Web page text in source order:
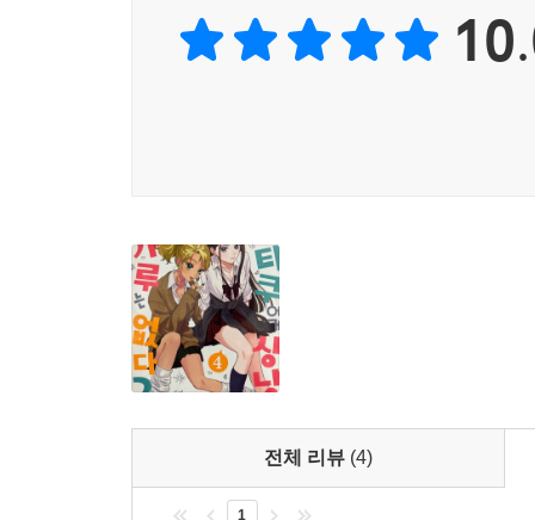
전체 리뷰 (4)
1